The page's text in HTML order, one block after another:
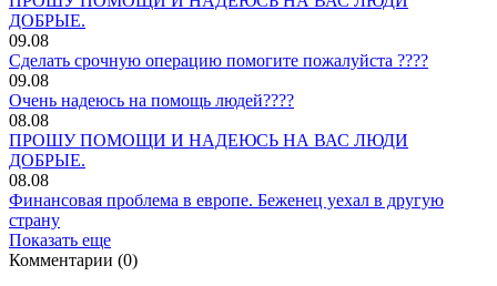
ДОБРЫЕ.
09.08
Сделать срочную операцию помогите пожалуйста ????
09.08
Очень надеюсь на помощь людей????
08.08
ПРОШУ ПОМОЩИ И НАДЕЮСЬ НА ВАС ЛЮДИ
ДОБРЫЕ.
08.08
Финансовая проблема в европе. Беженец уехал в другую
страну
Показать еще
Комментарии (0)